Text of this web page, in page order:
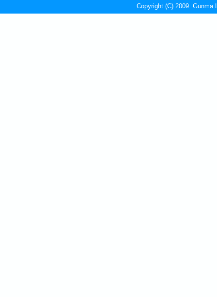
Copyright (C) 2009.